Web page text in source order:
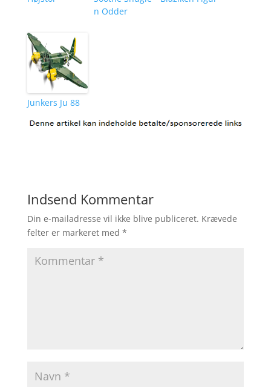
n Odder
Junkers Ju 88
Indsend Kommentar
Din e-mailadresse vil ikke blive publiceret. Krævede
felter er markeret med *